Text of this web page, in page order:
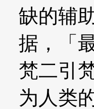
缺的辅
据，「
梵二引
为人类